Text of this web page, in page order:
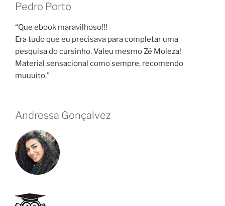
Pedro Porto
“Que ebook maravilhoso!!!
Era tudo que eu precisava para completar uma
pesquisa do cursinho. Valeu mesmo Zé Moleza!
Material sensacional como sempre, recomendo
muuuito.”
Andressa Gonçalvez